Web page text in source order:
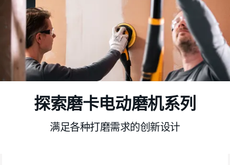
探索磨卡电动磨机系列
满足各种打磨需求的创新设计